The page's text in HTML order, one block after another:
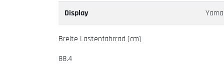
Display
Breite Lastenfahrrad (cm)
88.4